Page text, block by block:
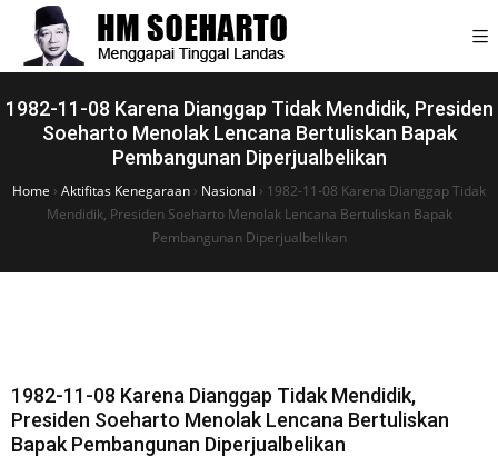
1982-11-08 Karena Dianggap Tidak Mendidik, Presiden
Soeharto Menolak Lencana Bertuliskan Bapak
Pembangunan Diperjualbelikan
Home › Aktifitas Kenegaraan › Nasional › 1982-11-08 Karena Dianggap Tidak
Mendidik, Presiden Soeharto Menolak Lencana Bertuliskan Bapak
Pembangunan Diperjualbelikan
1982-11-08 Karena Dianggap Tidak Mendidik,
Presiden Soeharto Menolak Lencana Bertuliskan
Bapak Pembangunan Diperjualbelikan